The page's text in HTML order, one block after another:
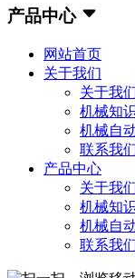
产品中心
网站首页
关于我们
关于我
机械知
机械自
联系我
产品中心
关于我
机械知
机械自
联系我